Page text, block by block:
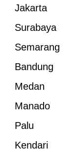
Jakarta
Surabaya
Semarang
Bandung
Medan
Manado
Palu
Kendari